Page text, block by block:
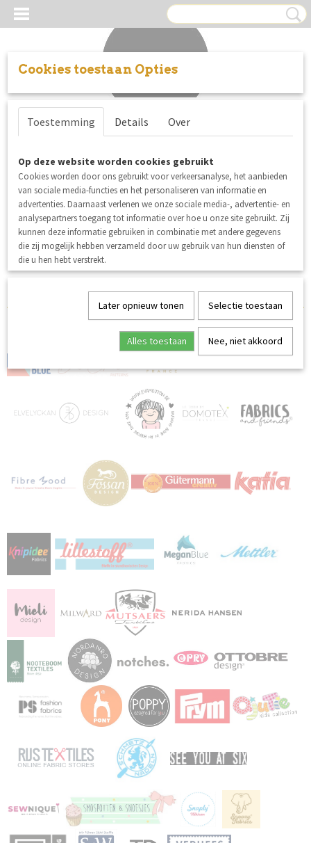
Inloggen Registreren
GOTS gecertificeerd
Helaas bevinden er zich in deze categorie nog geen producten.
Probeert u het later nog eens!
Cookies toestaan Opties
Toestemming Details Over
Op deze website worden cookies gebruikt
Cookies worden door ons gebruikt voor verkeersanalyse, het aanbieden
van sociale media-functies en het personaliseren van informatie en
advertenties. Daarnaast verlenen we onze sociale media-, advertentie- en
analysepartners toegang tot informatie over hoe u onze site gebruikt. Zij
kunnen deze informatie gebruiken in combinatie met andere gegevens
die zij mogelijk hebben verzameld door uw gebruik van hun diensten of
die u hen hebt verstrekt.
Later opnieuw tonen Selectie toestaan
Alles toestaan Nee, niet akkoord